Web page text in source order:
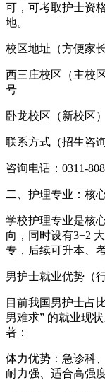
可，可考取护士资
地。
校区地址（方便家
西三庄校区（主校
号
卧龙校区（新校区
联系方式（招生咨
咨询电话：0311-
二、护理专业：核
学校护理专业是核
向，同时设有3+2
专，后续可升本、
男护士就业优势（
目前我国男护士占
男难求” 的就业现
著：
体力优势：急诊科
耐力强、适合高强